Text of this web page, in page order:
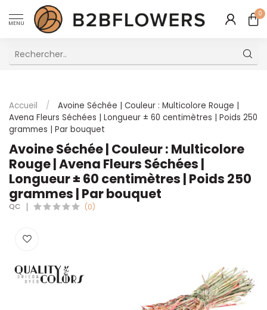
MENU
0
Accueil /
Avoine Séchée | Couleur : Multicolore Rouge |
Avena Fleurs Séchées | Longueur ± 60 centimètres | Poids 250
grammes | Par bouquet
Avoine Séchée | Couleur : Multicolore
Rouge | Avena Fleurs Séchées |
Longueur ± 60 centimètres | Poids 250
grammes | Par bouquet
QC (0)